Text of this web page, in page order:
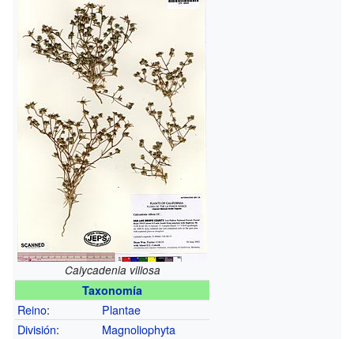
Calycadenia villosa
Taxonomía
Reino:
Plantae
División:
Magnoliophyta